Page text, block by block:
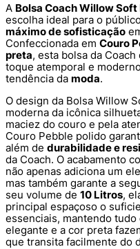
A Bolsa Coach Willow
escolha ideal para o
máximo de sofisticação
Confeccionada em Couro
preta, esta bolsa da
toque atemporal e
tendência da moda.
O design da Bolsa Willow
moderna da icônica
maciez do couro e pela
Couro Pebble polido
além de durabilidade e
da Coach. O acabamento
não apenas adiciona um
mas também garante a
seu volume de 10 Litros,
principal espaçoso o
essenciais, mantendo tudo
elegante e a cor preta
que transita facilmente do